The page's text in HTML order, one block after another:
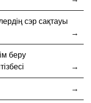
сэр сақтауы
беру